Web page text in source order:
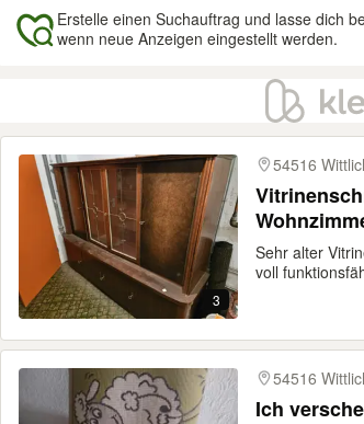
Erstelle einen Suchauftrag und lasse dich
wenn neue Anzeigen eingestellt werden.
Ergebnisse
3
54516
Sehr alter
voll
54516
Ich